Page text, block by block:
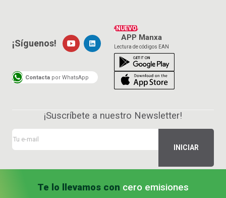
¡NUEVO!
APP Manxa
Lectura de códigos EAN
¡Síguenos!
Contacta por WhatsApp
¡Suscríbete a nuestro Newsletter!
Te lo llevamos con cero emisiones